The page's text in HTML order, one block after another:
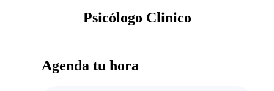
Psicólogo Clinico
Agenda tu hora